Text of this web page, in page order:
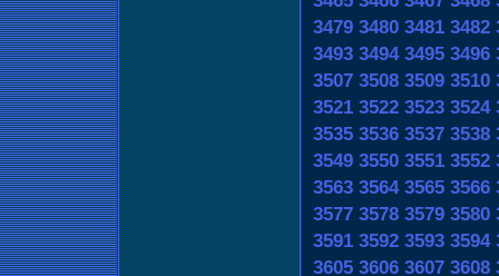
3479 3480 3481 3482
3493 3494 3495 3496
3507 3508 3509 3510
3521 3522 3523 3524
3535 3536 3537 3538
3549 3550 3551 3552
3563 3564 3565 3566
3577 3578 3579 3580
3591 3592 3593 3594
3605 3606 3607 3608